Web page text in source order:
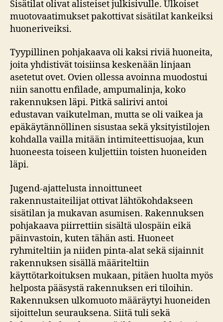
Sisätilat olivat alisteiset julkisivulle. Ulkoiset
muotovaatimukset pakottivat sisätilat kankeiksi
huoneriveiksi.
Tyypillinen pohjakaava oli kaksi riviä huoneita,
joita yhdistivät toisiinsa keskenään linjaan
asetetut ovet. Ovien ollessa avoinna muodostui
niin sanottu enfilade, ampumalinja, koko
rakennuksen läpi. Pitkä salirivi antoi
edustavan vaikutelman, mutta se oli vaikea ja
epäkäytännöllinen sisustaa sekä yksityistilojen
kohdalla vailla mitään intimiteettisuojaa, kun
huoneesta toiseen kuljettiin toisten huoneiden
läpi.
Jugend-ajattelusta innoittuneet
rakennustaiteilijat ottivat lähtökohdakseen
sisätilan ja mukavan asumisen. Rakennuksen
pohjakaava piirrettiin sisältä ulospäin eikä
päinvastoin, kuten tähän asti. Huoneet
ryhmiteltiin ja niiden pinta-alat sekä sijainnit
rakennuksen sisällä määriteltiin
käyttötarkoituksen mukaan, pitäen huolta myös
helposta pääsystä rakennuksen eri tiloihin.
Rakennuksen ulkomuoto määräytyi huoneiden
sijoittelun seurauksena. Siitä tuli sekä